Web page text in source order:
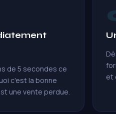
de 5 secondes ce
c'est la bonne
une vente perdue.
et